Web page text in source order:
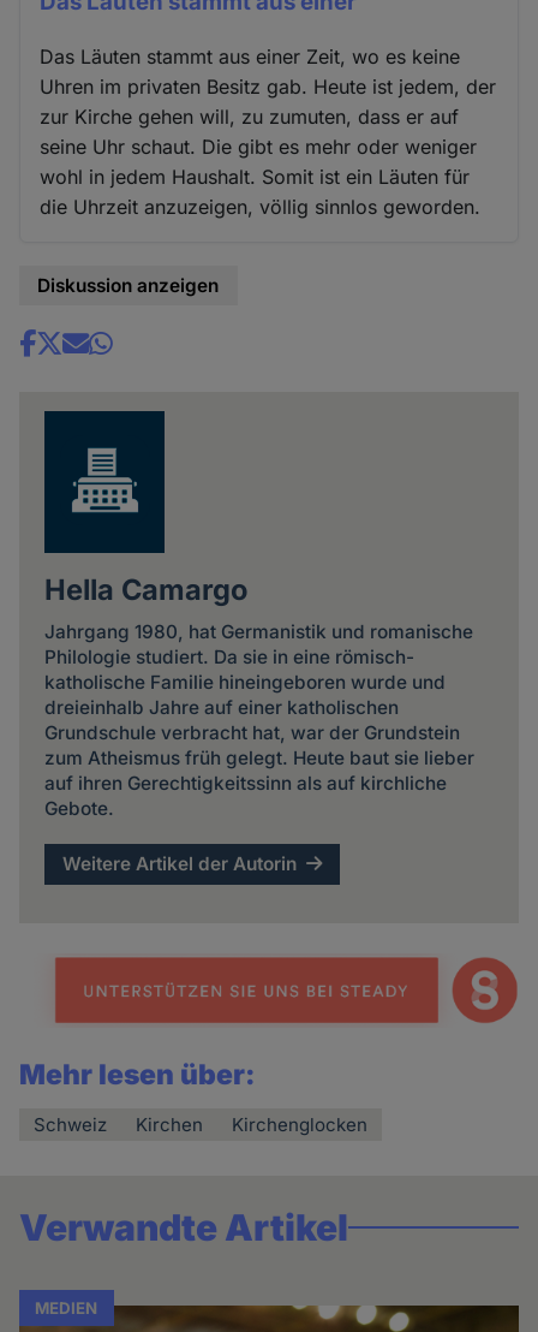
Das Läuten stammt aus einer Zeit, wo es keine
Uhren im privaten Besitz gab. Heute ist jedem, der
zur Kirche gehen will, zu zumuten, dass er auf
seine Uhr schaut. Die gibt es mehr oder weniger
wohl in jedem Haushalt. Somit ist ein Läuten für
die Uhrzeit anzuzeigen, völlig sinnlos geworden.
Diskussion anzeigen
Share
Hella Camargo
Jahrgang 1980, hat Germanistik und romanische
Philologie studiert. Da sie in eine römisch-
katholische Familie hineingeboren wurde und
dreieinhalb Jahre auf einer katholischen
Grundschule verbracht hat, war der Grundstein
zum Atheismus früh gelegt. Heute baut sie lieber
auf ihren Gerechtigkeitssinn als auf kirchliche
Gebote.
Weitere Artikel der Autorin
Mehr lesen über:
Schweiz Kirchen Kirchenglocken
Verwandte Artikel
MEDIEN